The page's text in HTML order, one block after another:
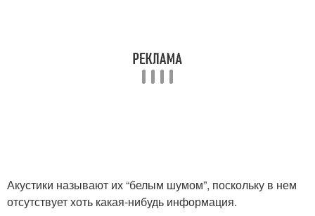
Акустики называют их “белым шумом”, поскольку в нем
отсутствует хоть какая-нибудь информация.